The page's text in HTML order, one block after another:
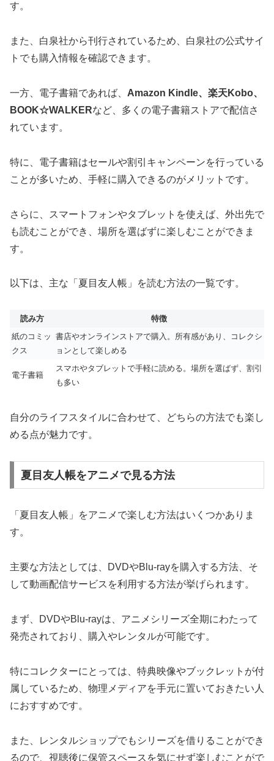
す。
また、白泉社から刊行されているため、白泉社の公式サイ
トでも購入情報を確認できます。
一方、電子書籍であれば、 Amazon Kindle、楽天Kobo、
BOOK☆WALKERなど、多くの電子書籍ストアで配信さ
れています。
特に、電子書籍はセールや割引キャンペーンを行っている
ことが多いため、手軽に購入できるのがメリットです。
さらに、スマートフォンやタブレットを使えば、外出先で
も読むことができ、場所を選ばずに楽しむことができま
す。
以下は、主な「夏目友人帳」を読む方法の一覧です。
読み方
特徴
紙のコミッ
クス
書店やオンラインストアで購入。所有感があり、コレクシ
ョンとして楽しめる
電子書籍
スマホやタブレットで手軽に読める。場所を選ばず、割引
も多い
自分のライフスタイルに合わせて、どちらの方法でも楽し
める点が魅力です。
夏目友人帳をアニメで見る方法
「夏目友人帳」をアニメで楽しむ方法はいくつかありま
す。
主要な方法としては、DVDやBlu-rayを購入する方法、そ
して動画配信サービスを利用する方法が挙げられます。
まず、DVDやBlu-rayは、アニメシリーズ全期にわたって
発売されており、購入やレンタルが可能です。
特にコレクターにとっては、特典映像やブックレットが付
属しているため、物理メディアを手元に置いておきたい人
におすすめです。
また、レンタルショップでもシリーズを借りることができ
るので、視聴後に保管スペースを気にせず楽しむことがで